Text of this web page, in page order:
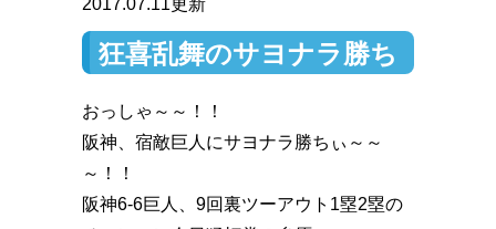
2017.07.11更新
狂喜乱舞のサヨナラ勝ち
おっしゃ～～！！
阪神、宿敵巨人にサヨナラ勝ちぃ～～
～！！
阪神6-6巨人、9回裏ツーアウト1塁2塁の